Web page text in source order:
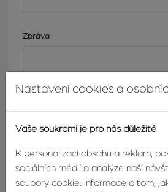
Zpráva
Nastavení cookies a
Vaše soukromí je pro nás důležité
K personalizaci obsahu a reklam,
sociálních médií a analýze naší
soubory cookie. Informace o tom,